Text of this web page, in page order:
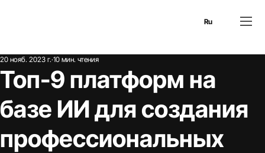
Ru
Топ-9 платформ на
базе ИИ для создания
профессиональных
20 нояб. 2023 г. 10 мин. чтения